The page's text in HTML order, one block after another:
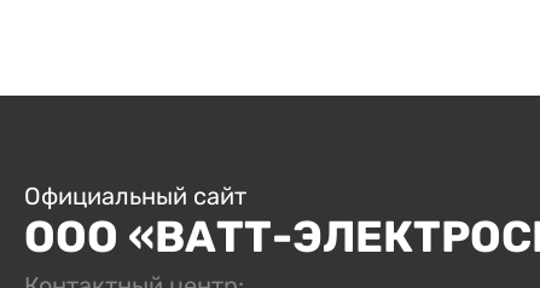
Официальный сайт
ООО «ВАТТ-